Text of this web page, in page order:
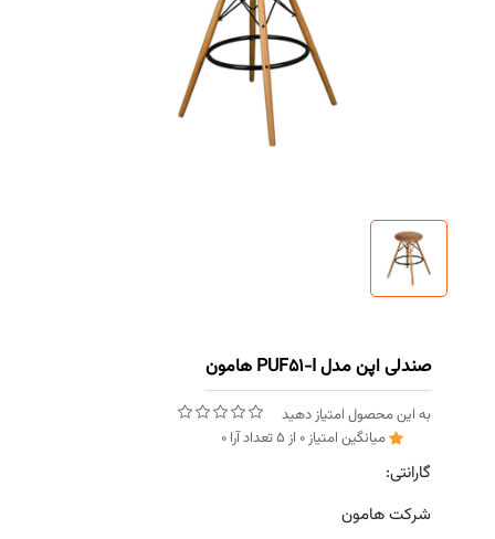
صندلی اپن مدل PUF51-I هامون
به این محصول امتیاز دهید
میانگین امتیاز0 از 5تعداد آرا 0
گارانتی:
شرکت هامون